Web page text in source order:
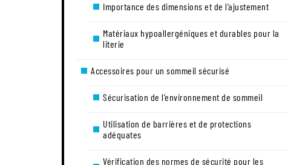
Importance des dimensions et de l’ajustement
Matériaux hypoallergéniques et durables pour la
literie
Accessoires pour un sommeil sécurisé
Sécurisation de l’environnement de sommeil
Utilisation de barrières et de protections
adéquates
Vérification des normes de sécurité pour les